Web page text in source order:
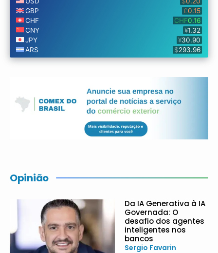
Opinião
Da IA Generativa à IA
Governada: O
desafio dos agentes
inteligentes nos
bancos
Sergio Favarin